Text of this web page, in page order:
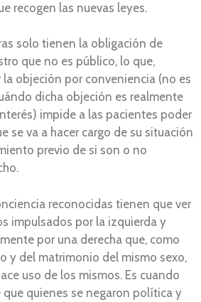
recogen las nuevas leyes.
solo tienen la obligación de
que no es público, lo que,
objeción por conveniencia (no es
dicha objeción es realmente
impide a las pacientes poder
se va a hacer cargo de su situación
previo de si son o no
reconocidas tienen que ver
impulsados por la izquierda y
por una derecha que, como
y del matrimonio del mismo sexo,
uso de los mismos. Es cuando
quienes se negaron política y